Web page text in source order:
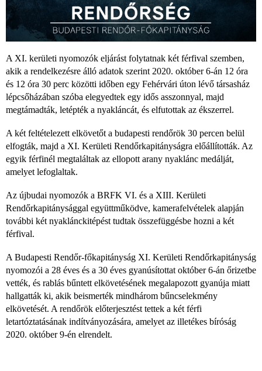
A XI. kerületi nyomozók eljárást folytatnak két férfival szemben,
akik a rendelkezésre álló adatok szerint 2020. október 6-án 12 óra
és 12 óra 30 perc közötti időben egy Fehérvári úton lévő társasház
lépcsőházában szóba elegyedtek egy idős asszonnyal, majd
megtámadták, letépték a nyakláncát, és elfutottak az ékszerrel.
A két feltételezett elkövetőt a budapesti rendőrök 30 percen belül
elfogták, majd a XI. Kerületi Rendőrkapitányságra előállították. Az
egyik férfinél megtaláltak az ellopott arany nyaklánc medálját,
amelyet lefoglaltak.
Az újbudai nyomozók a BRFK VI. és a XIII. Kerületi
Rendőrkapitánysággal együttműködve, kamerafelvételek alapján
további két nyaklánckitépést tudtak összefüggésbe hozni a két
férfival.
A Budapesti Rendőr-főkapitányság XI. Kerületi Rendőrkapitányság
nyomozói a 28 éves és a 30 éves gyanúsítottat október 6-án őrizetbe
vették, és rablás bűntett elkövetésének megalapozott gyanúja miatt
hallgatták ki, akik beismerték mindhárom bűncselekmény
elkövetését. A rendőrök előterjesztést tettek a két férfi
letartóztatásának indítványozására, amelyet az illetékes bíróság
2020. október 9-én elrendelt.